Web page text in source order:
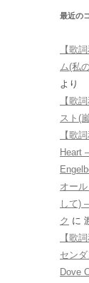
最近の
【歌
ム(私
より
【歌
スト(
【歌
Heart
オー
して)
ク に
【歌
セン
Dove